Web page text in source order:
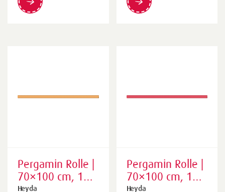
Pergamin Rolle |
70×100 cm, 100
cm, 42 g/m²,
Heyda
Pergamin Rolle |
70×100 cm, 100
cm, 42 g/m²,
Heyda